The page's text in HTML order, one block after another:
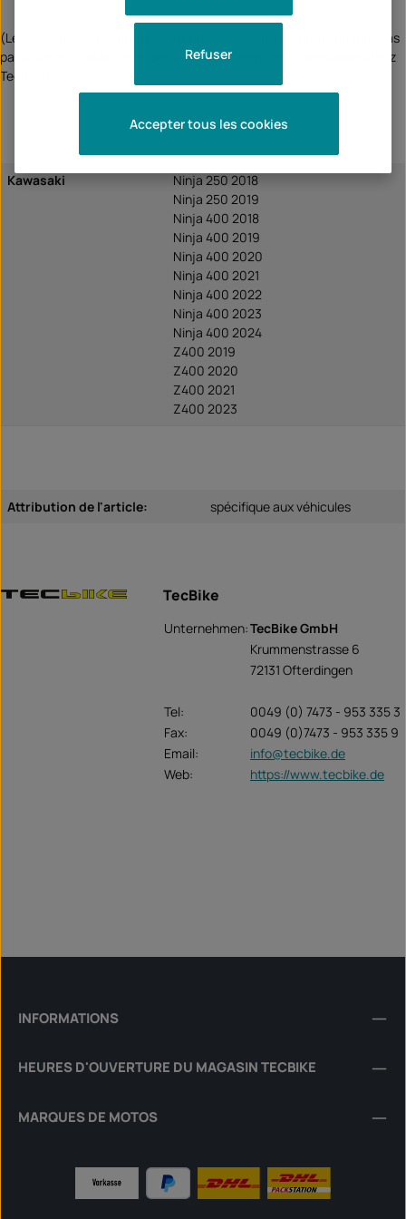
(Les clignotants partiellement représentés sur les photos ne font pas
partie de la livraison, mais peuvent également être commandés chez
TecBike)
Kawasaki
Ninja 250 2018
Ninja 250 2019
Ninja 400 2018
Ninja 400 2019
Ninja 400 2020
Ninja 400 2021
Ninja 400 2022
Ninja 400 2023
Ninja 400 2024
Z400 2019
Z400 2020
Z400 2021
Z400 2023
Attribution de l'article: spécifique aux véhicules
TecBike
Unternehmen:TecBike GmbH
Krummenstrasse 6
72131 Ofterdingen
Tel:
0049 (0) 7473 - 953 335 3
Fax:
0049 (0)7473 - 953 335 9
Email:
info@tecbike.de
Web:
https://www.tecbike.de
INFORMATIONS
HEURES D'OUVERTURE DU MAGASIN TECBIKE
MARQUES DE MOTOS
Refuser
Accepter tous les cookies